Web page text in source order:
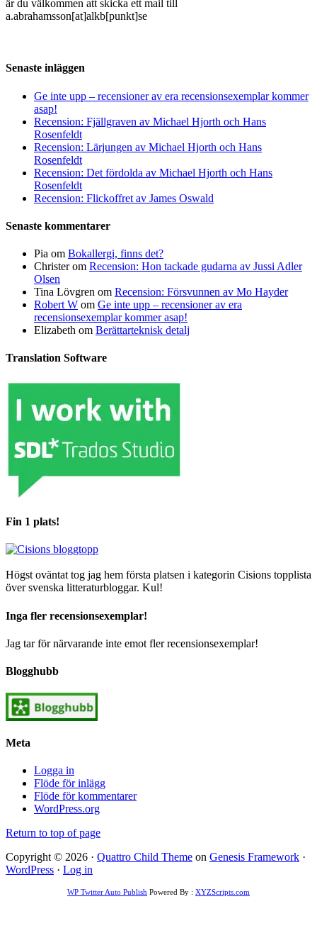
är du välkommen att skicka ett mail till
a.abrahamsson[at]alkb[punkt]se
Senaste inläggen
Ge inte upp – recensioner av era recensionsexemplar kommer
asap!
Recension: Fjällgraven av Michael Hjorth och Hans
Rosenfeldt
Recension: Lärjungen av Michael Hjorth och Hans
Rosenfeldt
Recension: Det fördolda av Michael Hjorth och Hans
Rosenfeldt
Recension: Flickoffret av James Oswald
Senaste kommentarer
Pia om Bokallergi, finns det?
Christerom Recension: Hon tackade gudarna av Jussi Adler
Olsen
Tina Lövgren om Recension: Försvunnen av Mo Hayder
Robert W om Ge inte upp – recensioner av era
recensionsexemplar kommer asap!
Elizabeth om Berättarteknisk detalj
Translation Software
Fin 1 plats!
Högst oväntat tog jag hem första platsen i kategorin Cisions topplista
över svenska litteraturbloggar. Kul!
Inga fler recensionsexemplar!
Jag tar för närvarande inte emot fler recensionsexemplar!
Blogghubb
Meta
Logga in
Flöde för inlägg
Flöde för kommentarer
WordPress.org
Return to top of page
Copyright © 2026 · Quattro Child Theme on Genesis Framework ·
WordPress · Log in
WP Twitter Auto Publish Powered By : XYZScripts.com